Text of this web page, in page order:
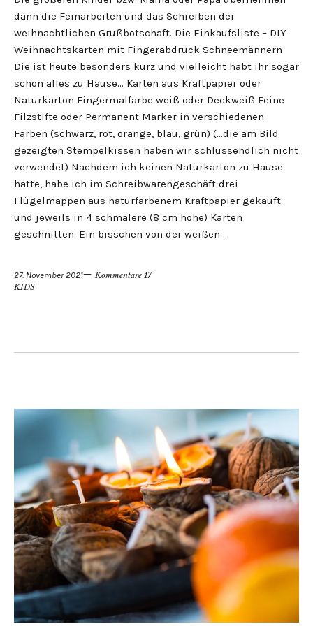
dann die Feinarbeiten und das Schreiben der
weihnachtlichen Grußbotschaft. Die Einkaufsliste – DIY
Weihnachtskarten mit Fingerabdruck Schneemännern
Die ist heute besonders kurz und vielleicht habt ihr sogar
schon alles zu Hause… Karten aus Kraftpapier oder
Naturkarton Fingermalfarbe weiß oder Deckweiß Feine
Filzstifte oder Permanent Marker in verschiedenen
Farben (schwarz, rot, orange, blau, grün) (…die am Bild
gezeigten Stempelkissen haben wir schlussendlich nicht
verwendet) Nachdem ich keinen Naturkarton zu Hause
hatte, habe ich im Schreibwarengeschäft drei
Flügelmappen aus naturfarbenem Kraftpapier gekauft
und jeweils in 4 schmälere (8 cm hohe) Karten
geschnitten. Ein bisschen von der weißen …
27. November 2021
Kommentare 17
KIDS